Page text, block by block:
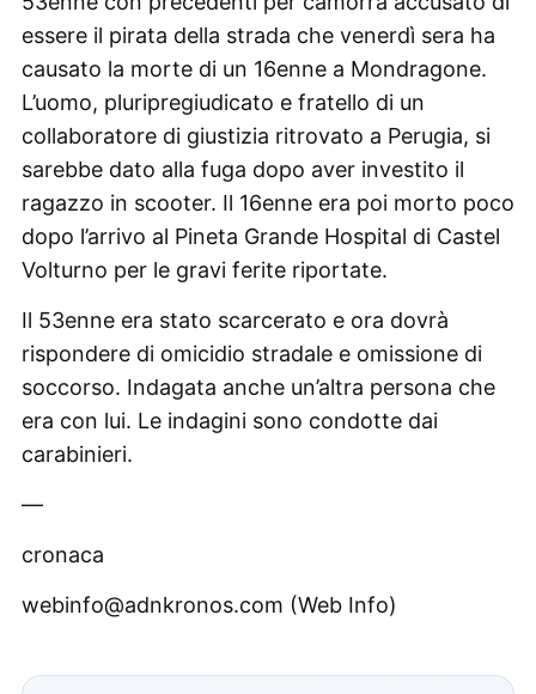
essere il pirata della strada che venerdì sera ha
causato la morte di un 16enne a Mondragone.
L’uomo, pluripregiudicato e fratello di un
collaboratore di giustizia ritrovato a Perugia, si
sarebbe dato alla fuga dopo aver investito il
ragazzo in scooter. Il 16enne era poi morto poco
dopo l’arrivo al Pineta Grande Hospital di Castel
Volturno per le gravi ferite riportate.
Il 53enne era stato scarcerato e ora dovrà
rispondere di omicidio stradale e omissione di
soccorso. Indagata anche un’altra persona che
era con lui. Le indagini sono condotte dai
carabinieri.
—
cronaca
webinfo@adnkronos.com (Web Info)